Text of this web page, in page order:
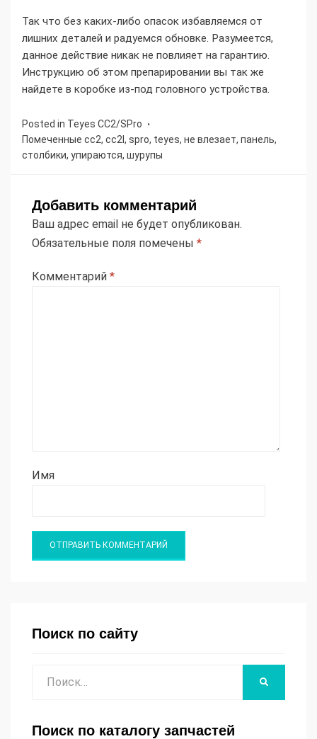
Так что без каких-либо опасок избавляемся от
лишних деталей и радуемся обновке. Разумеется,
данное действие никак не повлияет на гарантию.
Инструкцию об этом препарировании вы так же
найдете в коробке из-под головного устройства.
Posted in Teyes СС2/SPro
Помеченные cc2, cc2l , spro, teyes, не влезает, панель,
столбики, упираются, шурупы
Добавить комментарий
Ваш адрес email не будет опубликован.
Обязательные поля помечены *
Комментарий *
Имя
Поиск по сайту
Поиск по каталогу запчастей